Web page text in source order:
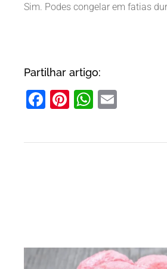
Sim. Podes congelar em fatias
Partilhar artigo:
Facebook
Pinterest